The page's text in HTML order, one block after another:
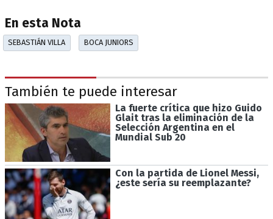
En esta Nota
SEBASTIÁN VILLA BOCA JUNIORS
También te puede interesar
La fuerte crítica que hizo Guido
Glait tras la eliminación de la
Selección Argentina en el
Mundial Sub 20
Con la partida de Lionel Messi,
¿este sería su reemplazante?